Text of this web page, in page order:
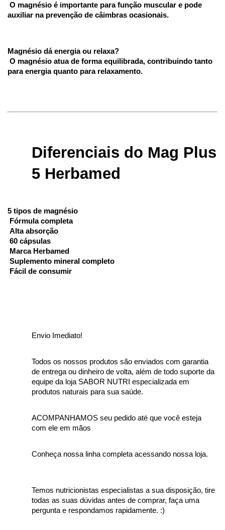
auxiliar na prevenção de câimbras ocasionais.
Magnésio dá energia ou relaxa?
para energia quanto para relaxamento.
Diferenciais do Mag Plus
5 Herbamed
5 tipos de magnésio
Fórmula completa
Alta absorção
60 cápsulas
Marca Herbamed
Suplemento mineral completo
Fácil de consumir
Envio Imediato!
Todos os nossos produtos são enviados com garantia
de entrega ou dinheiro de volta, além de todo suporte da
equipe da loja SABOR NUTRI especializada em
produtos naturais para sua saúde.
ACOMPANHAMOS seu pedido até que você esteja
com ele em mãos
Conheça nossa linha completa acessando nossa loja.
Temos nutricionistas especialistas a sua disposição, tire
todas as suas dúvidas antes de comprar, faça uma
pergunta e respondamos rapidamente. :)